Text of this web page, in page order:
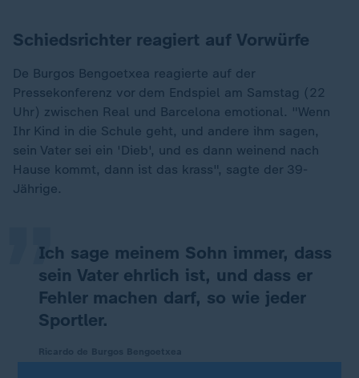
Schiedsrichter reagiert auf Vorwürfe
De Burgos Bengoetxea reagierte auf der
Pressekonferenz vor dem Endspiel am Samstag (22
Uhr) zwischen Real und Barcelona emotional. "Wenn
Ihr Kind in die Schule geht, und andere ihm sagen,
sein Vater sei ein 'Dieb', und es dann weinend nach
Hause kommt, dann ist das krass", sagte der 39-
Jährige.
Ich sage meinem Sohn immer, dass
sein Vater ehrlich ist, und dass er
Fehler machen darf, so wie jeder
Sportler.
„